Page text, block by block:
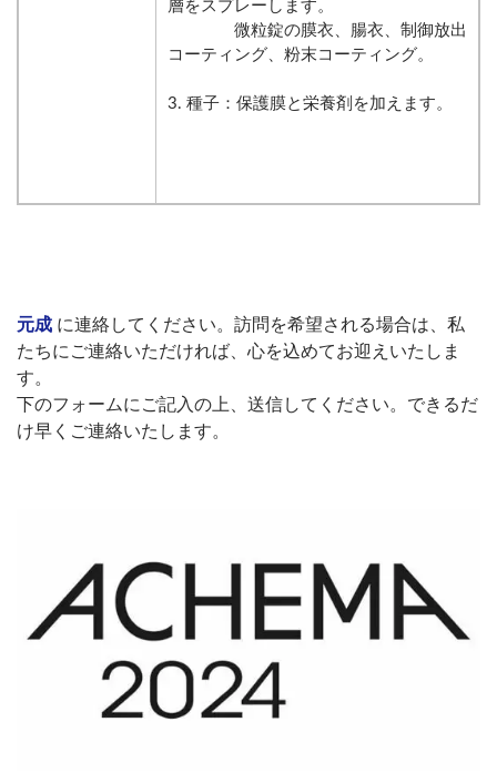
層をスプレーします。
微粒錠の膜衣、腸衣、制御放出
コーティング、粉末コーティング。
3. 種子：保護膜と栄養剤を加えます。
元成 に連絡してください。訪問を希望される場合は、私
たちにご連絡いただければ、心を込めてお迎えいたしま
す。
下のフォームにご記入の上、送信してください。できるだ
け早くご連絡いたします。